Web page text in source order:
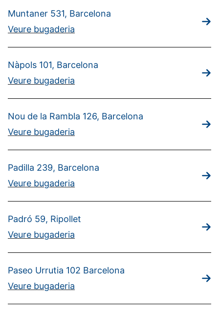
Muntaner 531, Barcelona
Veure bugaderia
Nàpols 101, Barcelona
Veure bugaderia
Nou de la Rambla 126, Barcelona
Veure bugaderia
Padilla 239, Barcelona
Veure bugaderia
Padró 59, Ripollet
Veure bugaderia
Paseo Urrutia 102 Barcelona
Veure bugaderia